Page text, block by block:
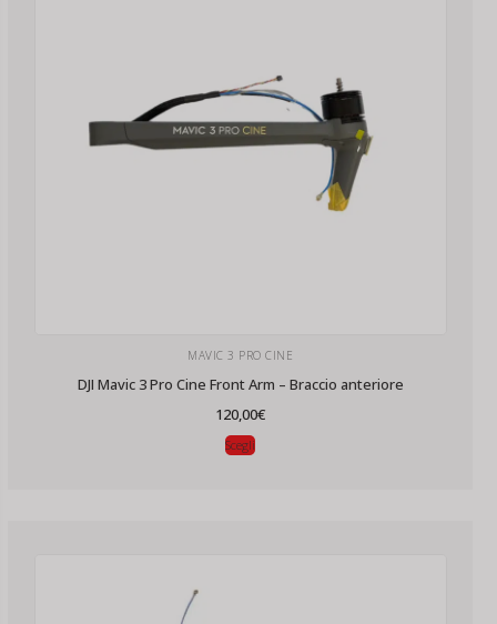
MAVIC 3 PRO CINE
DJI Mavic 3 Pro Cine Front Arm – Braccio anteriore
120,00€
Scegli